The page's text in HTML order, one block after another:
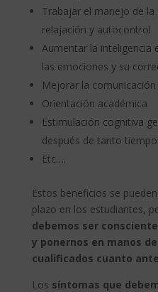
Trabajar el manejo de la
relajación y autocontrol
Aumentar la
las emociones y su
Mejorar la
Orientación académica
Estimulación cognitiva
después de tanto
Etc….
Estos beneficios se
plazo en los estudiantes,
debemos ser
y ponernos en manos
cualificados cuanto
Los síntomas que